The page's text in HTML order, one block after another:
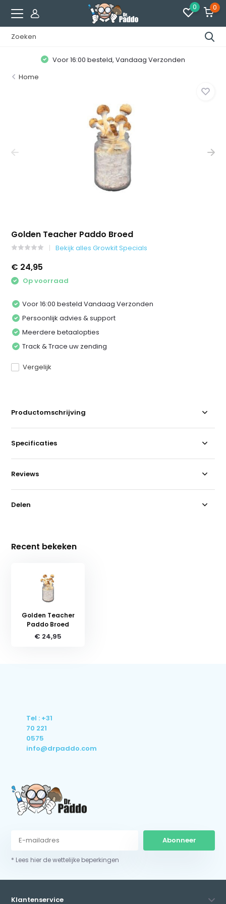
0 0
Voor 16:00 besteld, Vandaag Verzonden
Home
Golden Teacher Paddo Broed
Bekijk alles Growkit Specials
€ 24,95
Op voorraad
Voor 16:00 besteld Vandaag Verzonden
Persoonlijk advies & support
Meerdere betaalopties
Track & Trace uw zending
Vergelijk
Productomschrijving
Specificaties
Reviews
Delen
Recent bekeken
Golden Teacher
Paddo Broed
€ 24,95
Tel : +31
70 221
0575
info@drpaddo.com
Abonneer
* Lees hier de wettelijke beperkingen
Klantenservice